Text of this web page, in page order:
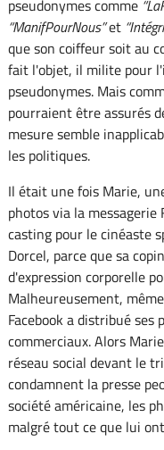
pseudonymes comme
ManifPourNous et
que son coiffeur soit au
fait l'objet, il milite pour
pseudonymes. Mais
pourraient être assurés
mesure semble
les politiques.
Il était une fois Marie,
photos via la messagerie
casting pour le cinéaste
Dorcel, parce que sa
d'expression corporelle
Malheureusement,
Facebook a distribué ses
commerciaux. Alors
réseau social devant le
condamnent la presse
société américaine, les
malgré tout ce que lui